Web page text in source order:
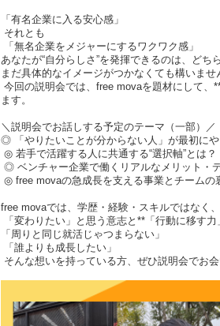
「有名企業に入る安心感」
それとも
「無名企業をメジャーにするワクワク感」
あなたが“自分らしさ”を発揮できるのは、どち
まだ具体的なイメージがつかなくても構いませ
今回の説明会では、free movaを題材にして
ます。
＼説明会でお話しする予定のテーマ（一部）／
◎ 「やりたいことが分からない人」が最初にや
◎ 若手で活躍する人に共通する“選択軸”とは？
◎ ベンチャー企業で働くリアルなメリット・
◎ free movaの急成長を支える事業とチームの
free movaでは、学歴・経験・スキルではなく、
「変わりたい」と思う意志と**「行動に移す
「周りと同じ就活じゃつまらない」
「誰よりも成長したい」
そんな想いを持っている方、ぜひ説明会でお会